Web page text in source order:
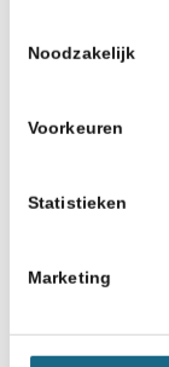
Noodzakelijk
Voorkeuren
Statistieken
Marketing